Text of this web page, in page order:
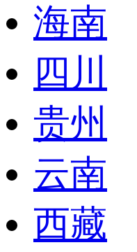
海南
四川
贵州
云南
西藏